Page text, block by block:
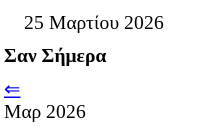
25 Μαρτίου 2026
Σαν Σήμερα
⇐
Μαρ 2026